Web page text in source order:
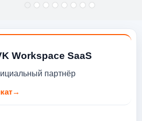
Workspace SaaS
партнёр
→